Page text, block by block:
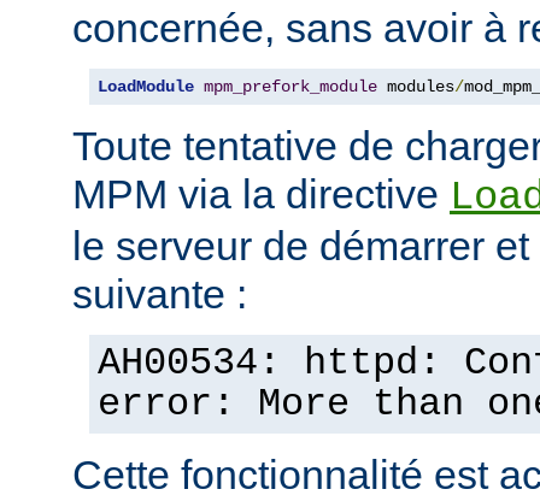
concernée, sans avoir à
LoadModule mpm_prefork_module modules/
Toute tentative de
MPM via la directive
le serveur de démarrer
suivante :
AH00534: httpd:
error: More than
Cette fonctionnalité est